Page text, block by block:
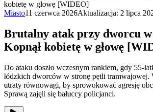
kobietę w głowę [WIDEO]
Miasto11 czerwca 2026Aktualizacja: 2 lipca
Brutalny atak przy dworcu
Kopnął kobietę w głowę
Do ataku doszło wczesnym rankiem, gdy 55-
łódzkich dworców w stronę pętli tramwajowej.
utraty równowagi, by sprowokować agresję
Sprawą zajęli się bałuccy policjanci.